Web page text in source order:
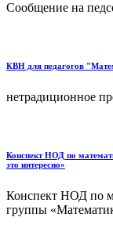
Сообщение на
КВН для педагогов
нетрадиционное
Конспект НОД по
это интересно»
Конспект НОД по
группы